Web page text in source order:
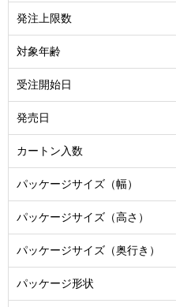
発注上限数
対象年齢
受注開始日
発売日
カートン入数
パッケージサイズ（幅）
パッケージサイズ（高さ）
パッケージサイズ（奥行き）
パッケージ形状